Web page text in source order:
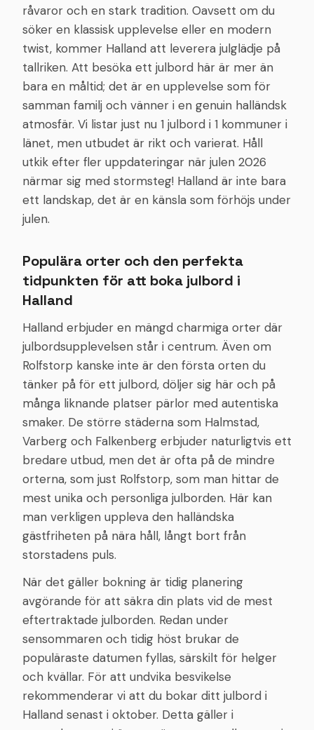
råvaror och en stark tradition. Oavsett om du
söker en klassisk upplevelse eller en modern
twist, kommer Halland att leverera julglädje på
tallriken. Att besöka ett julbord här är mer än
bara en måltid; det är en upplevelse som för
samman familj och vänner i en genuin halländsk
atmosfär. Vi listar just nu 1 julbord i 1 kommuner i
länet, men utbudet är rikt och varierat. Håll
utkik efter fler uppdateringar när julen 2026
närmar sig med stormsteg! Halland är inte bara
ett landskap, det är en känsla som förhöjs under
julen.
Populära orter och den perfekta
tidpunkten för att boka julbord i
Halland
Halland erbjuder en mängd charmiga orter där
julbordsupplevelsen står i centrum. Även om
Rolfstorp kanske inte är den första orten du
tänker på för ett julbord, döljer sig här och på
många liknande platser pärlor med autentiska
smaker. De större städerna som Halmstad,
Varberg och Falkenberg erbjuder naturligtvis ett
bredare utbud, men det är ofta på de mindre
orterna, som just Rolfstorp, som man hittar de
mest unika och personliga julborden. Här kan
man verkligen uppleva den halländska
gästfriheten på nära håll, långt bort från
storstadens puls.
När det gäller bokning är tidig planering
avgörande för att säkra din plats vid de mest
eftertraktade julborden. Redan under
sensommaren och tidig höst brukar de
populäraste datumen fyllas, särskilt för helger
och kvällar. För att undvika besvikelse
rekommenderar vi att du bokar ditt julbord i
Halland senast i oktober. Detta gäller i